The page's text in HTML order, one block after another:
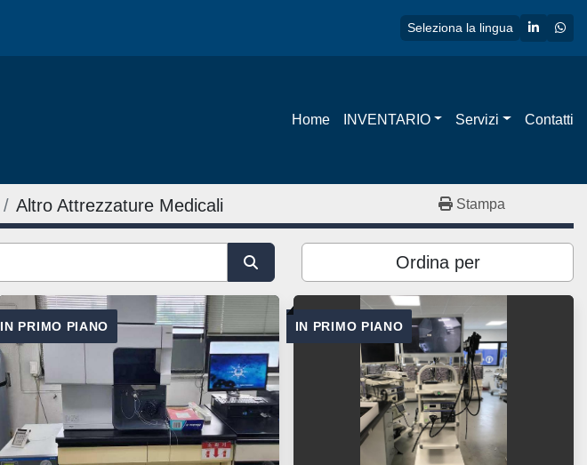
Seleziona la lingua linkedin
Home INVENTARIO Servizi Contatti
Altro Attrezzature Medicali Stampa
Ordina per
IN PRIMO PIANO IN PRIMO PIANO